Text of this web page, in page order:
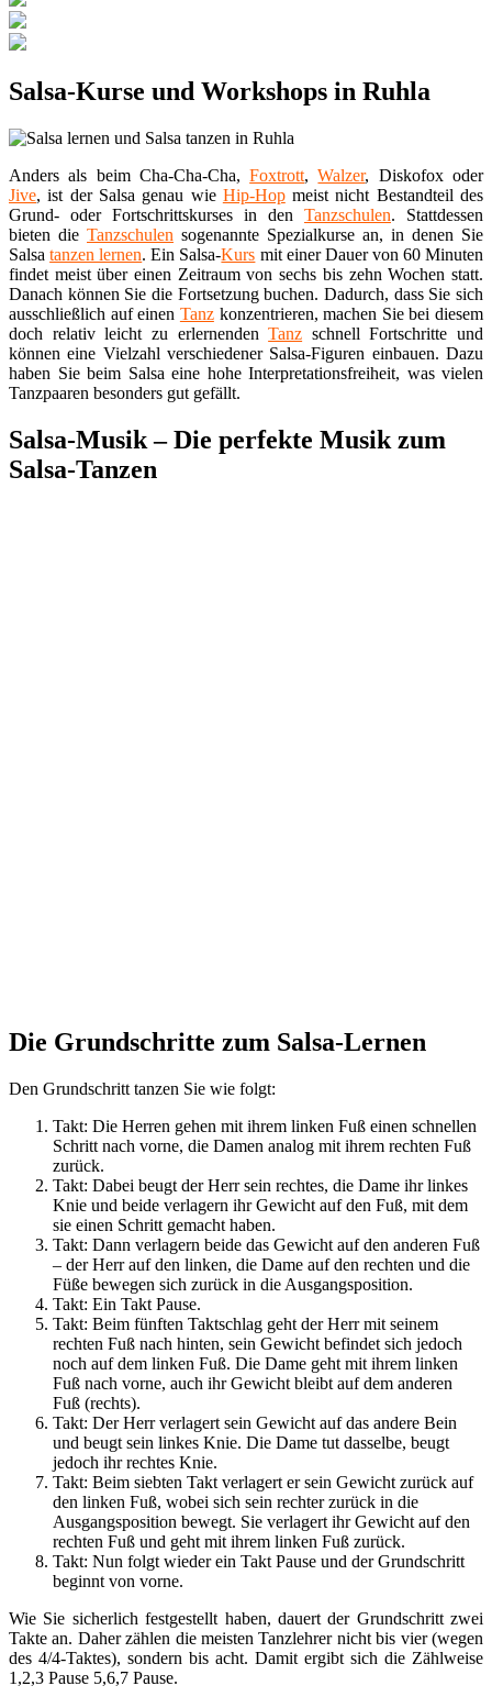
Salsa-Kurse und Workshops in Ruhla
Anders als beim Cha-Cha-Cha,Foxtrott,Walzer, Diskofox oder
Jive, ist der Salsa genau wie Hip-Hopmeist nicht Bestandteil des
Grund- oder Fortschrittskurses in den Tanzschulen. Stattdessen
bieten die Tanzschulen sogenannte Spezialkurse an, in denen Sie
Salsatanzen lernen. Ein Salsa-Kurs mit einer Dauer von 60 Minuten
findet meist über einen Zeitraum von sechs bis zehn Wochen statt.
Danach können Sie die Fortsetzung buchen. Dadurch, dass Sie sich
ausschließlich auf einen Tanzkonzentrieren, machen Sie bei diesem
doch relativ leicht zu erlernendenTanz schnell Fortschritte und
können eine Vielzahl verschiedener Salsa-Figuren einbauen. Dazu
haben Sie beim Salsa eine hohe Interpretationsfreiheit, was vielen
Tanzpaaren besonders gut gefällt.
Salsa-Musik – Die perfekte Musik zum
Salsa-Tanzen
Die Grundschritte zum Salsa-Lernen
Den Grundschritt tanzen Sie wie folgt:
Takt: Die Herren gehen mit ihrem linken Fuß einen schnellen
Schritt nach vorne, die Damen analog mit ihrem rechten Fuß
zurück.
Takt: Dabei beugt der Herr sein rechtes, die Dame ihr linkes
Knie und beide verlagern ihr Gewicht auf den Fuß, mit dem
sie einen Schritt gemacht haben.
Takt: Dann verlagern beide das Gewicht auf den anderen Fuß
– der Herr auf den linken, die Dame auf den rechten und die
Füße bewegen sich zurück in die Ausgangsposition.
Takt: Ein Takt Pause.
Takt: Beim fünften Taktschlag geht der Herr mit seinem
rechten Fuß nach hinten, sein Gewicht befindet sich jedoch
noch auf dem linken Fuß. Die Dame geht mit ihrem linken
Fuß nach vorne, auch ihr Gewicht bleibt auf dem anderen
Fuß (rechts).
Takt: Der Herr verlagert sein Gewicht auf das andere Bein
und beugt sein linkes Knie. Die Dame tut dasselbe, beugt
jedoch ihr rechtes Knie.
Takt: Beim siebten Takt verlagert er sein Gewicht zurück auf
den linken Fuß, wobei sich sein rechter zurück in die
Ausgangsposition bewegt. Sie verlagert ihr Gewicht auf den
rechten Fuß und geht mit ihrem linken Fuß zurück.
Takt: Nun folgt wieder ein Takt Pause und der Grundschritt
beginnt von vorne.
Wie Sie sicherlich festgestellt haben, dauert der Grundschritt zwei
Takte an. Daher zählen die meisten Tanzlehrer nicht bis vier (wegen
des 4/4-Taktes), sondern bis acht. Damit ergibt sich die Zählweise
1,2,3 Pause 5,6,7 Pause.